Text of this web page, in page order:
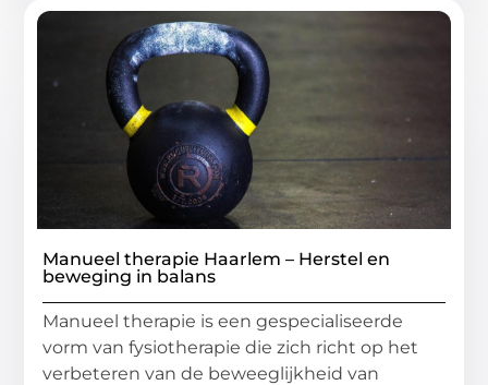
Manueel therapie Haarlem – Herstel en
beweging in balans
Manueel therapie is een gespecialiseerde
vorm van fysiotherapie die zich richt op het
verbeteren van de beweeglijkheid van